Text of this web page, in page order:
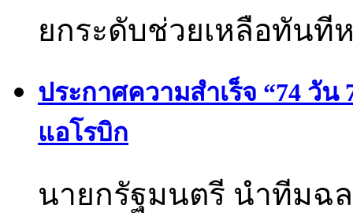
ยกระดับช่วยเหลือทันที
ประกาศความสำเร็จ “74 วั
แอโรบิก
นายกรัฐมนตรี นำทีมฉล